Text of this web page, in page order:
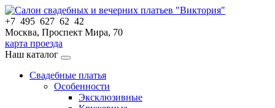
+7 495 627 62 42
Москва, Проспект Мира, 70
карта проезда
Наш каталог
Свадебные платья
Особенности
Эксклюзивные